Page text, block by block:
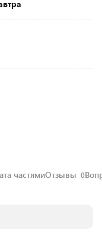
частямиОтзывы 0